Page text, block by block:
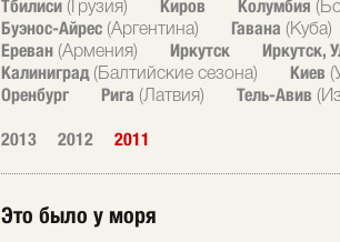
Тбилиси (Грузия) Киров Колумбия
Буэнос-Айрес (Аргентина) Гавана (Куба)
Ереван (Армения) Иркутск
Иркутск,
Калиниград (Балтийские сезона) Киев
Оренбург Рига (Латвия) Тель-Авив
2013 2012 2011
Это было у моря